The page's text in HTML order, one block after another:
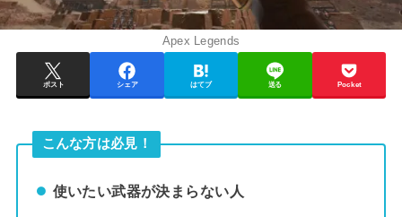
Apex Legends
ポスト シェア はてブ 送る Pocket
こんな方は必見！
使いたい武器が決まらない人